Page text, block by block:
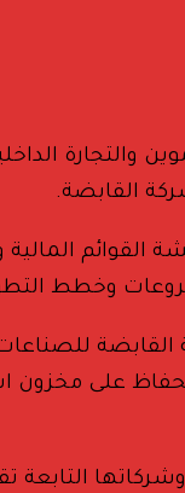
والتجارة
القابضة.
القوائم
وخطط
للصناعات
على مخزون
وشركاتها